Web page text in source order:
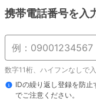
携帯電話番号を入
数字11桁、ハイフンなしで
IDの繰り返し登録を防
でご注意ください。